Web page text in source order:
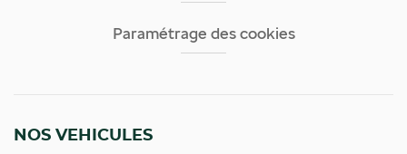
Paramétrage des cookies
NOS VEHICULES